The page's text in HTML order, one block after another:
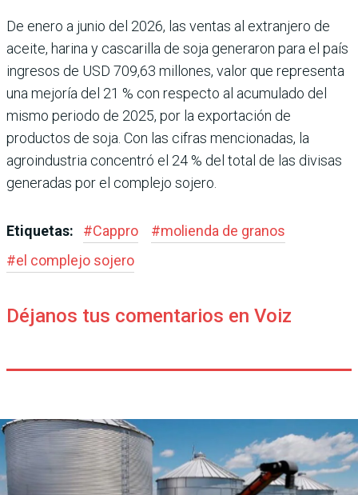
De enero a junio del 2026, las ventas al extranjero de
aceite, harina y cascarilla de soja generaron para el país
ingresos de USD 709,63 millones, valor que repre­senta
una mejoría del 21 % con respecto al acumu­lado del
mismo periodo de 2025, por la exportación de
productos de soja. Con las cifras mencionadas, la
agroindustria concentró el 24 % del total de las divisas
generadas por el complejo sojero.
Etiquetas: #Cappro #molienda de granos
#el complejo sojero
Déjanos tus comentarios en Voiz